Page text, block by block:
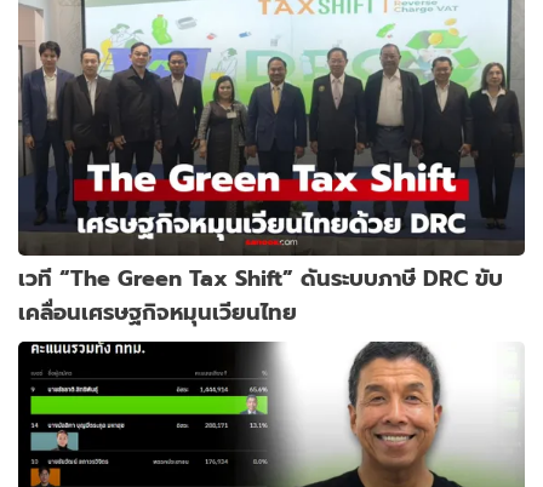
เวที “The Green Tax Shift” ดันระบบภาษี DRC ขับ
เคลื่อนเศรษฐกิจหมุนเวียนไทย